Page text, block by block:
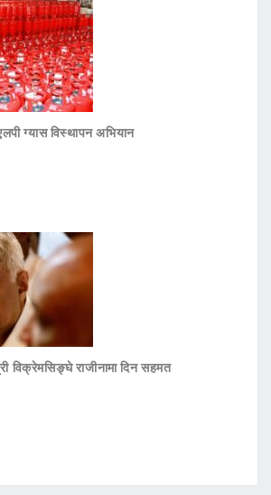
ग्यास विस्थापन अभियान
विक्रेमसिङ्घे राजीनामा दिन सहमत